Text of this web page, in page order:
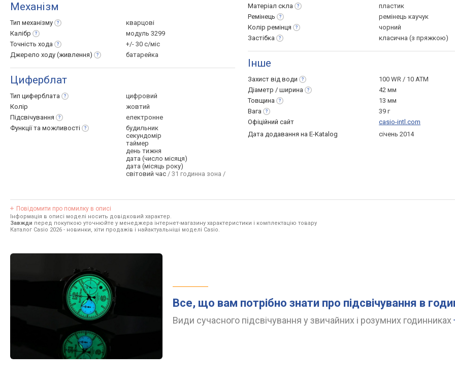
Механізм
Тип механізму
кварцові
Калібр
модуль 3299
Точність хода
+/- 30 с/міс
Джерело ходу (живлення) батарейка
Циферблат
Тип циферблата
цифровий
Колір
жовтий
Підсвічування
електронне
Функції та можливості
будильник
секундомір
таймер
день тижня
дата (число місяця)
дата (місяць року)
світовий час / 31 годинна зона /
Матеріал скла
пластик
Ремінець
ремінець каучук
Колір ремінця
чорний
Застібка
класична (з пряжкою)
Інше
Захист від води
100 WR / 10 ATM
Діаметр / ширина
42 мм
Товщина
13 мм
Вага
39 г
Офіційний сайт
casio-intl.com
Дата додавання на E-Katalog
січень 2014
Повідомити про помилку в описі
Інформація в описі моделі носить довідковий характер.
Завжди перед покупкою уточнюйте у менеджера інтернет-магазину характеристики і комплектацію товару
Каталог Casio 2026 - новинки, хіти продажів і найактуальніші моделі Casio.
Все, що вам потрібно знати про підсвічування в
Види сучасного підсвічування у звичайних і розумних годинниках